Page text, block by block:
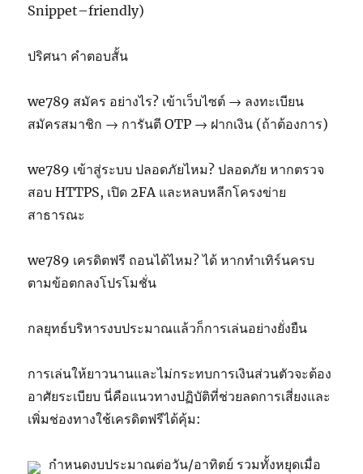
Snippet–friendly)
ปริศนา คำตอบสั้น
we789 สมัคร อย่างไร? เข้าเว็บไซต์ → ลงทะเบียน
สมัครสมาชิก → การันตี OTP → ฝากเงิน (ถ้าต้องการ)
we789 เข้าสู่ระบบ ปลอดภัยไหม? ปลอดภัย หากตรวจ
สอบ HTTPS, เปิด 2FA และหลบหลีกโครงข่าย
สาธารณะ
we789 เครดิตฟรี ถอนได้ไหม? ได้ หากทำเทิร์นครบ
ตามข้อตกลงโปรโมชั่น
กลยุทธ์บริหารงบประมาณแล้วก็การเล่นอย่างยั่งยืน
การเล่นให้ยาวนานและไม่กระทบการเงินส่วนตัวจะต้อง
อาศัยระเบียบ นี่คือแนวทางปฏิบัติที่ช่วยลดการเสี่ยงและ
เพิ่มช่องทางใช้เครดิตฟรีได้คุ้ม:
กำหนดงบประมาณต่อวัน/อาทิตย์ รวมทั้งหยุดเมื่อ